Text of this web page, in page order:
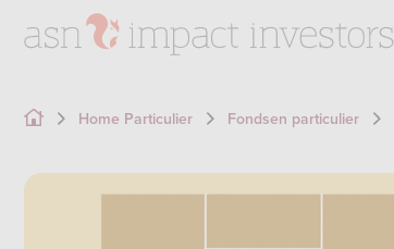
Home Particulier Fondsen particulier